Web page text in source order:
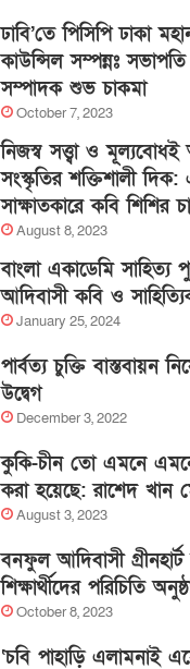
ঢাবি’তে পিসিপি ঢাকা
কাউন্সিল সম্পন্নঃ
সম্পাদক শুভ চাকমা
October 7, 2023
নিজস্ব সত্ত্বা ও
সংস্কৃতির শক্তিশালী দিক:
সাক্ষাতকারে কবি শিশির
August 8, 2023
বাংলা একাডেমি সাহিত্য
আদিবাসী কবি ও
January 25, 2024
পার্বত্য চুক্তি বাস্তবায়ন
উদ্বেগ
December 3, 2022
কুকি-চীন তো এমনে
করা হয়েছে: রাশেদ খান
August 3, 2023
বনফুল আদিবাসী
শিক্ষার্থীদের পরিচিতি
October 8, 2023
‘চবি পাহাড়ি এলামনাই